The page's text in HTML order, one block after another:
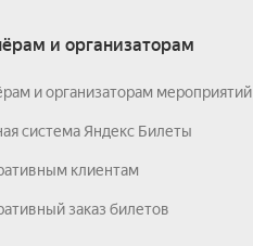
и организаторам
и организаторам мероприятий
система Яндекс Билеты
клиентам
заказ билетов